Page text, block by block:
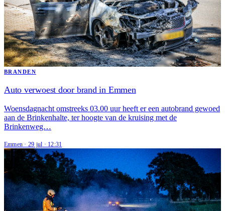
BRANDEN
Auto verwoest door brand in Emmen
Woensdagnacht omstreeks 03.00 uur heeft er een autobrand gewoed
aan de Brinkenhalte, ter hoogte van de kruising met de
Brinkenweg…
Emmen · 29 jul · 12:31